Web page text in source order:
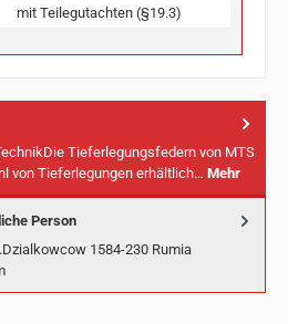
mit Teilegutachten (§19.3)
Tieferlegungsfedern von MTS
von Tieferlegungen erhältlich… Mehr
Person
1584-230 Rumia